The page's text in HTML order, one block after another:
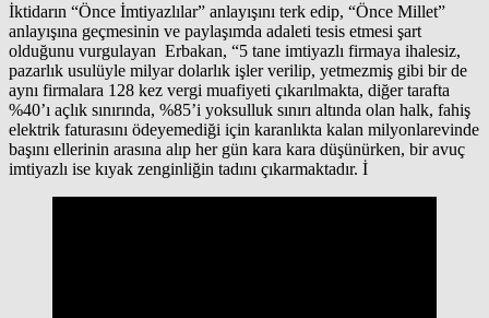
İktidarın “Önce İmtiyazlılar” anlayışını terk edip, “Önce Millet”
anlayışına geçmesinin ve paylaşımda adaleti tesis etmesi şart
olduğunu vurgulayan Erbakan, “5 tane imtiyazlı firmaya ihalesiz,
pazarlık usulüyle milyar dolarlık işler verilip, yetmezmiş gibi bir de
aynı firmalara 128 kez vergi muafiyeti çıkarılmakta, diğer tarafta
%40’ı açlık sınırında, %85’i yoksulluk sınırı altında olan halk, fahiş
elektrik faturasını ödeyemediği için karanlıkta kalan milyonlarevinde
başını ellerinin arasına alıp her gün kara kara düşünürken, bir avuç
imtiyazlı ise kıyak zenginliğin tadını çıkarmaktadır. İ